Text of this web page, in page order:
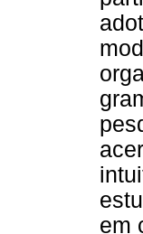
em